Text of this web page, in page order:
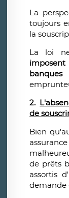
La
toujours
la
La loi
2.
de
Bien
de prêts
assortis
demande